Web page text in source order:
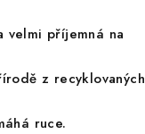
velmi příjemná na
z recyklovaných
ruce.